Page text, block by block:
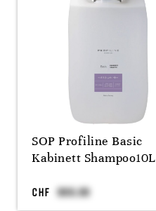
SOP Profiline Basic
Kabinett Shampoo10L
CHF